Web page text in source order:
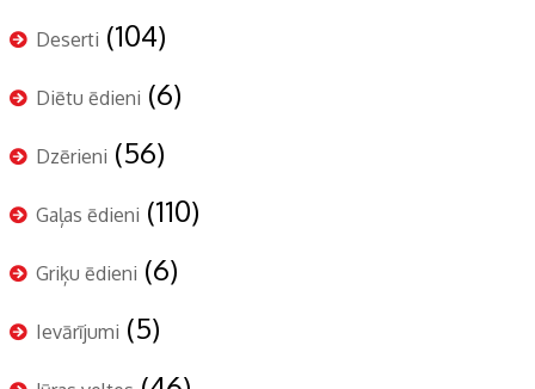
Deserti (104)
Diētu ēdieni (6)
Dzērieni (56)
Gaļas ēdieni (110)
Griķu ēdieni (6)
Ievārījumi (5)